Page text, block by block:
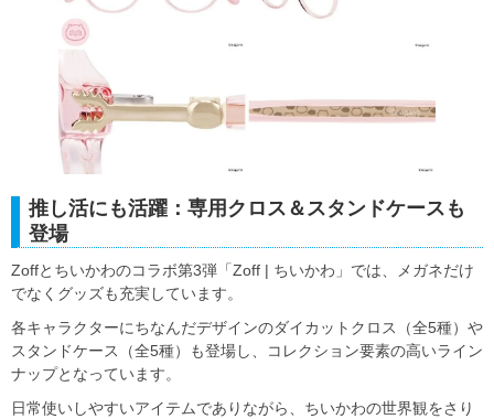
推し活にも活躍：専用クロス＆スタンドケースも
登場
Zoffとちいかわのコラボ第3弾「Zoff | ちいかわ」では、メガネだけ
でなくグッズも充実しています。
各キャラクターにちなんだデザインのダイカットクロス（全5種）や
スタンドケース（全5種）も登場し、コレクション要素の高いライン
ナップとなっています。
日常使いしやすいアイテムでありながら、ちいかわの世界観をさり